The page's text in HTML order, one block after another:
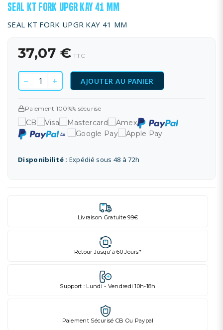
SEAL KT FORK UPGR KAY 41 MM
SEAL KT FORK UPGR KAY 41 MM
37,07 € TTC
AJOUTER AU PANIER
Paiement 100%% sécurisé
Disponibilité : Expédié sous 48 à 72h
Livraison Gratuite 99€
Retour Jusqu'à 60 Jours*
Support : Lundi - Vendredi 10h-18h
Paiement Sécurisé CB Ou Paypal